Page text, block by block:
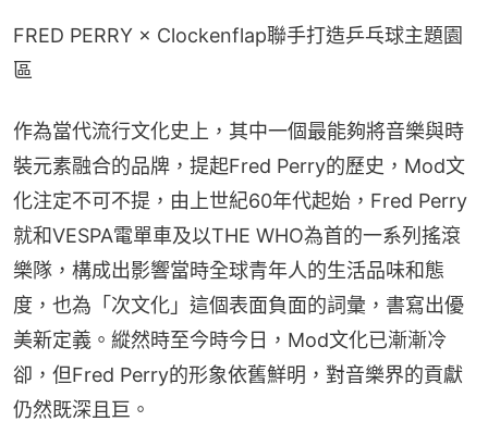
FRED PERRY × Clockenflap聯手打造乒乓球主題園
區
作為當代流行文化史上，其中一個最能夠將音樂與時
裝元素融合的品牌，提起Fred Perry的歷史，Mod文
化注定不可不提，由上世紀60年代起始，Fred Perry
就和VESPA電單車及以THE WHO為首的一系列搖滾
樂隊，構成出影響當時全球青年人的生活品味和態
度，也為「次文化」這個表面負面的詞彙，書寫出優
美新定義。縱然時至今時今日，Mod文化已漸漸冷
卻，但Fred Perry的形象依舊鮮明，對音樂界的貢獻
仍然既深且巨。